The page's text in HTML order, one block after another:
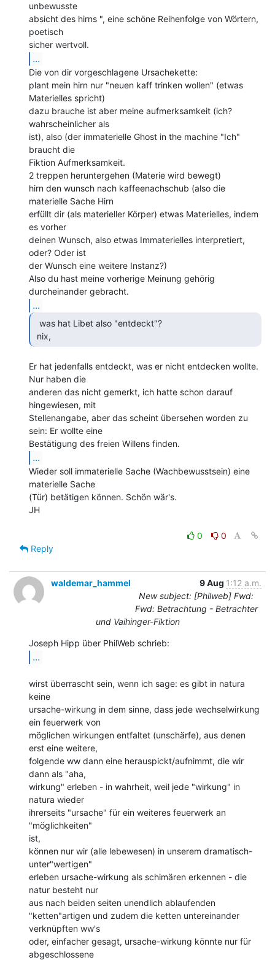
unbewusste
absicht des hirns ", eine schöne Reihenfolge von Wörtern,
poetisch
...
Die von dir vorgeschlagene Ursachekette:
plant mein hirn nur "neuen kaff trinken wollen" (etwas
Materielles spricht)
dazu brauche ist aber meine aufmerksamkeit (ich?
wahrscheinlicher als
ist), also (der immaterielle Ghost in the machine "Ich"
braucht die
Fiktion Aufmerksamkeit.
2 treppen heruntergehen (Materie wird bewegt)
hirn den wunsch nach kaffeenachschub (also die
materielle Sache Hirn
erfüllt dir (als materieller Körper) etwas Materielles, indem
es vorher
deinen Wunsch, also etwas Immaterielles interpretiert,
oder? Oder ist
der Wunsch eine weitere Instanz?)
Also du hast meine vorherige Meinung gehörig
...
nix,
Er hat jedenfalls entdeckt, was er nicht entdecken wollte.
Nur haben die
anderen das nicht gemerkt, ich hatte schon darauf
hingewiesen, mit
Stellenangabe, aber das scheint übersehen worden zu
sein: Er wollte eine
...
Wieder soll immaterielle Sache (Wachbewusstsein) eine
materielle Sache
(Tür) betätigen können. Schön wär's.
JH
0
0
Reply
waldemar_hammel 9 Aug 1:12 a.m.
New subject: [Philweb] Fwd:
Fwd: Betrachtung - Betrachter
und Vaihinger-Fiktion
...
wirst überrascht sein, wenn ich sage: es gibt in natura
keine
ursache-wirkung in dem sinne, dass jede wechselwirkung
ein feuerwerk von
möglichen wirkungen entfaltet (unschärfe), aus denen
erst eine weitere,
folgende ww dann eine herauspickt/aufnimmt, die wir
dann als "aha,
wirkung" erleben - in wahrheit, weil jede "wirkung" in
natura wieder
ihrerseits "ursache" für ein weiteres feuerwerk an
"möglichkeiten"
ist,
können nur wir (alle lebewesen) in unserem dramatisch-
unter"wertigen"
erleben ursache-wirkung als schimären erkennen - die
natur besteht nur
aus nach beiden seiten unendlich ablaufenden
"ketten"artigen und zudem die ketten untereinander
verknüpften ww's
oder, einfacher gesagt, ursache-wirkung könnte nur für
abgeschlossene